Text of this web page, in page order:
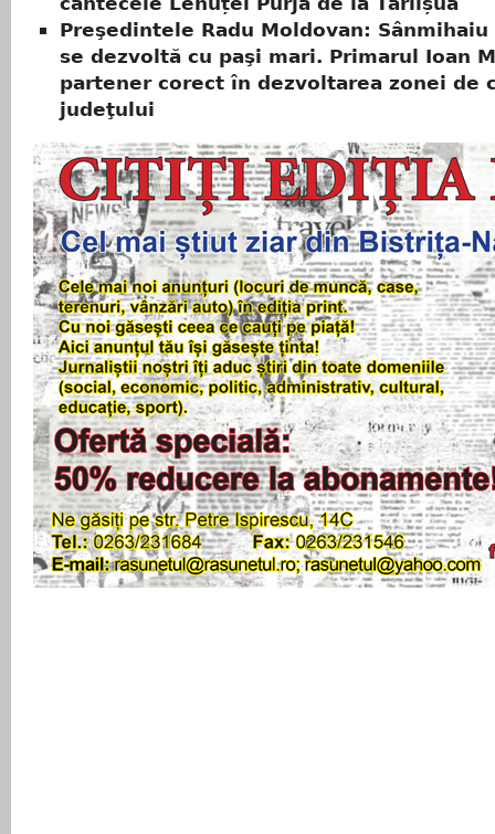
Preşedintele Radu Moldovan: Sânmihaiu
se dezvoltă cu paşi mari. Primarul Ioan
partener corect în dezvoltarea zonei de
judeţului